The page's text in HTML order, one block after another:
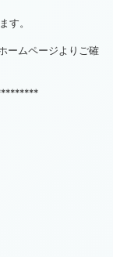
す。
ームページよりご確